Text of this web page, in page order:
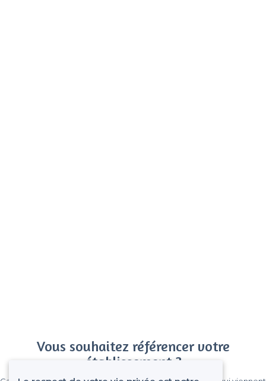
Vous souhaitez référencer votre
établissement ?